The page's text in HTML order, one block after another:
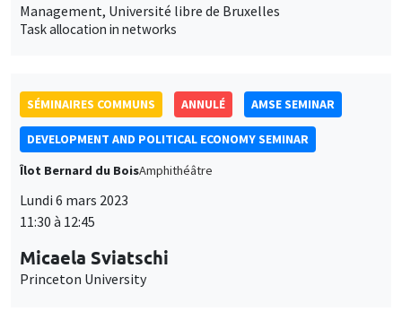
Management, Université libre de Bruxelles
Task allocation in networks
SÉMINAIRES COMMUNS ANNULÉ AMSE SEMINAR
DEVELOPMENT AND POLITICAL ECONOMY SEMINAR
Îlot Bernard du BoisAmphithéâtre
Lundi 6 mars 2023
11:30 à 12:45
Micaela Sviatschi
Princeton University